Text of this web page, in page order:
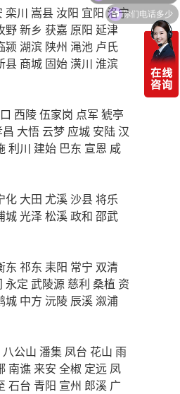
栾川 嵩县 汝阳 宜阳 洛宁
野新乡 获嘉 原阳 延津
颍 湖滨 陕州 渑池 卢氏
县 商城 固始潢川 淮滨
西陵伍家岗 点军 猇亭
大悟 云梦 应城 安陆汉
利川 建始 巴东 宣恩 咸
化 大田 尤溪沙县将乐
城光泽松溪政和 邵武
东 祁东 耒阳 常宁 双清
永定 武陵源 慈利 桑植 资
城 中方 沅陵 辰溪 溆浦
八公山 潘集 凤台 花山 雨
南谯 来安 全椒 定远 凤
石台 青阳 宣州 郎溪 广
你们电话多少